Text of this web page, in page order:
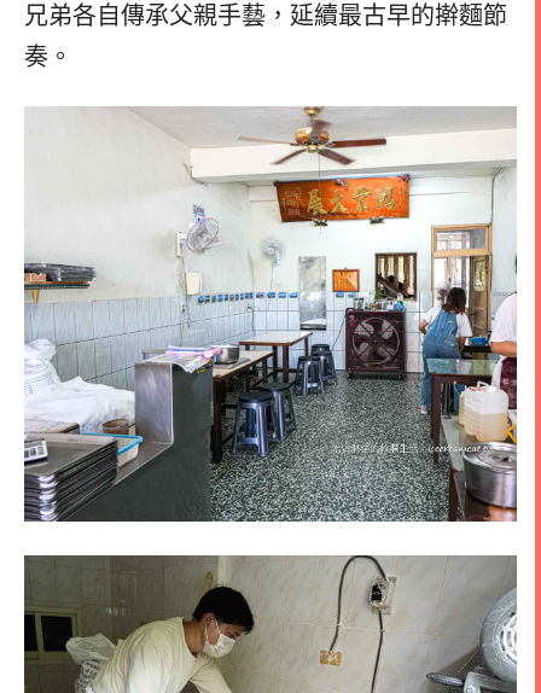
兄弟各自傳承父親手藝，延續最古早的擀麵節
奏。